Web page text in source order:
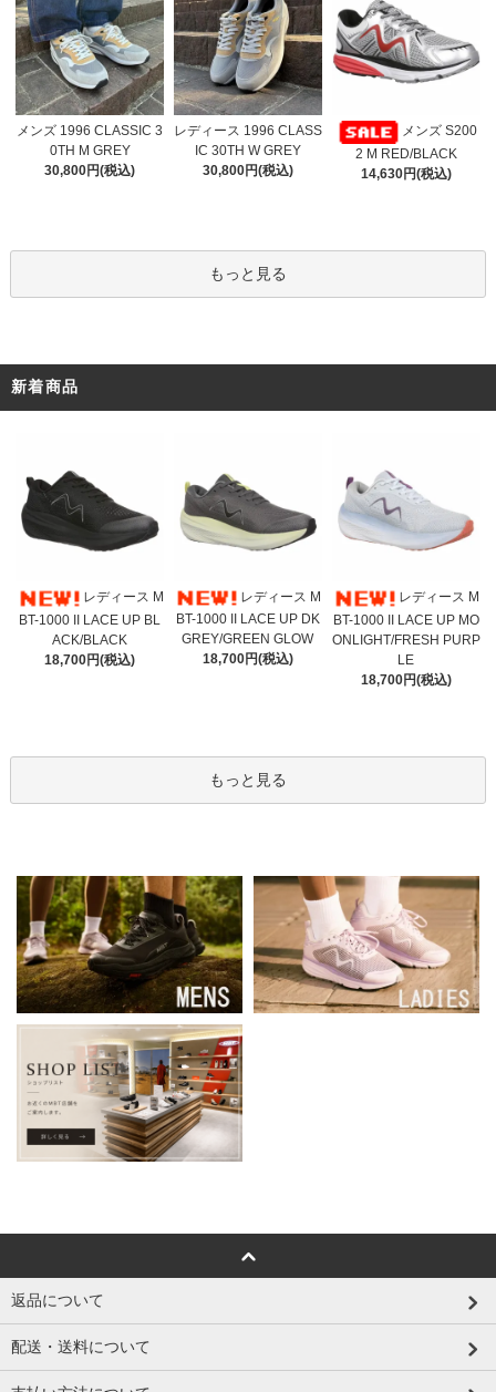
メンズ 1996 CLASSIC 3
0TH M GREY
30,800円(税込)
レディース 1996 CLASS
IC 30TH W GREY
30,800円(税込)
メンズ S200
2 M RED/BLACK
14,630円(税込)
もっと見る
新着商品
レディース M
BT-1000 II LACE UP BL
ACK/BLACK
18,700円(税込)
レディース M
BT-1000 II LACE UP DK
GREY/GREEN GLOW
18,700円(税込)
レディース M
BT-1000 II LACE UP MO
ONLIGHT/FRESH PURP
LE
18,700円(税込)
もっと見る
返品について
配送・送料について